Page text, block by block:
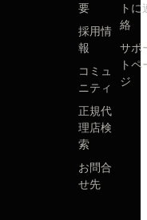
要
採用情
報
コミュ
ニティ
正規代
理店検
索
お問合
せ先
トに
絡
サポ
トペ
ジ